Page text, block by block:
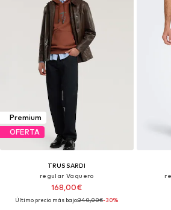
Premium
OFERTA
TRUSSARDI
regular Vaquero
168,00€
Último precio más bajo:240,00€-30%